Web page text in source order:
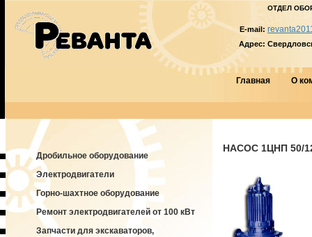
ОТДЕЛ
E-mail:
Адрес:
Главная О
Дробильное оборудование
Электродвигатели
Горно-шахтное оборудование
Ремонт электродвигателей от 100 кВт
Запчасти для экскаваторов,
НАСОС 1ЦНП 50/